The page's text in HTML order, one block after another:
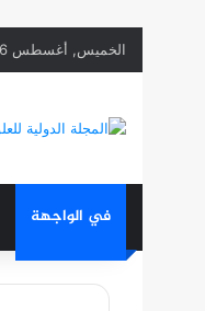
الخميس, أغسطس 6 2026
في الواجهة